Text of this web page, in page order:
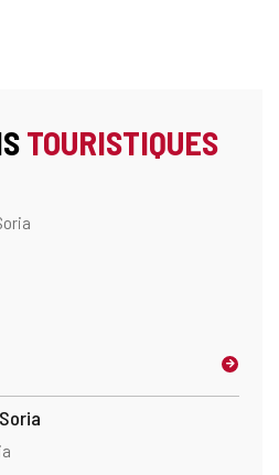
TOURISTIQUES